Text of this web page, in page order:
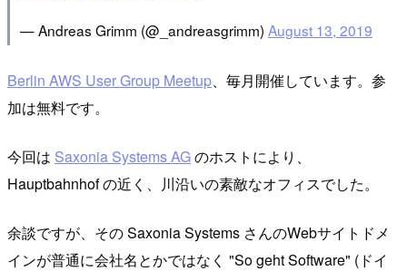
— Andreas Grimm (@_andreasgrimm) August 13, 2019
Berlin AWS User Group Meetup、毎月開催しています。参
加は無料です。
今回は Saxonia Systems AGのホストにより、
Hauptbahnhof の近く、川沿いの素敵なオフィスでした。
余談ですが、その Saxonia Systems さんのWebサイトドメ
インが普通に会社名とかではなく "So geht Software" (ドイ